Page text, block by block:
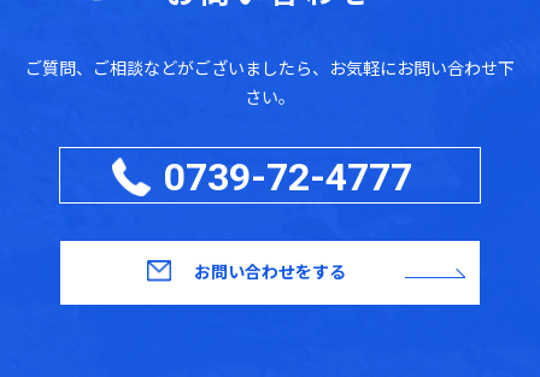
ご質問、ご相談などがございましたら、お気軽にお問い合わせ下
さい。
0739-72-4777
お問い合わせをする